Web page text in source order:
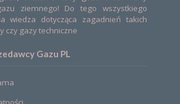
ziemnego! Do tego wszystkiego
wiedza dotycząca zagadnień takich
czy gazy techniczne
Gazu PL